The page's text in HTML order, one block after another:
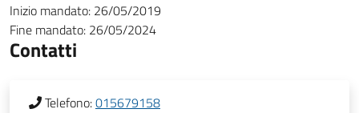
Inizio mandato: 26/05/2019
Fine mandato: 26/05/2024
Contatti
Telefono:015679158